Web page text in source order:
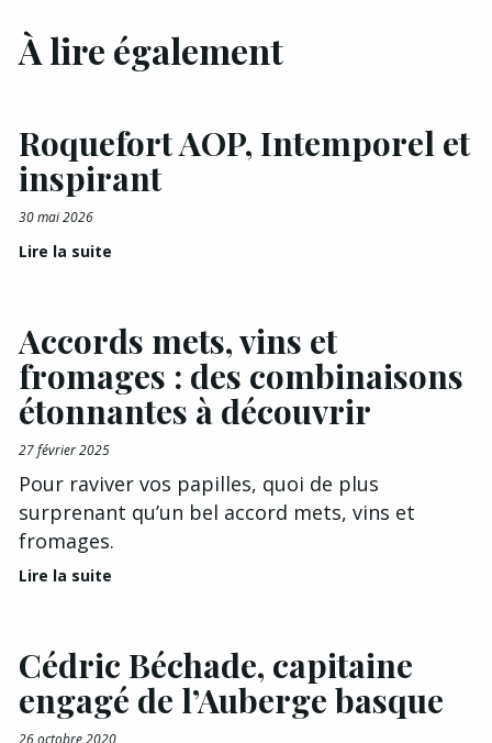
À lire également
Roquefort AOP, Intemporel et
inspirant
30 mai 2026
Lire la suite
Accords mets, vins et
fromages : des combinaisons
étonnantes à découvrir
27 février 2025
Pour raviver vos papilles, quoi de plus
surprenant qu’un bel accord mets, vins et
fromages.
Lire la suite
Cédric Béchade, capitaine
engagé de l’Auberge basque